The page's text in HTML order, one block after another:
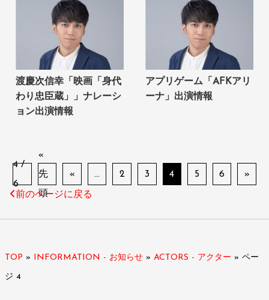
渡慶次信幸「映画「身代
わり忠臣蔵」」ナレーシ
ョン出演情報
アプリゲーム「AFKアリ
ーナ」出演情報
4 /
6
«
先
頭
« ... 2 3 4 5 6 »
前のページに戻る
TOP » INFORMATION - お知らせ » ACTORS - アクター » ペー
ジ 4